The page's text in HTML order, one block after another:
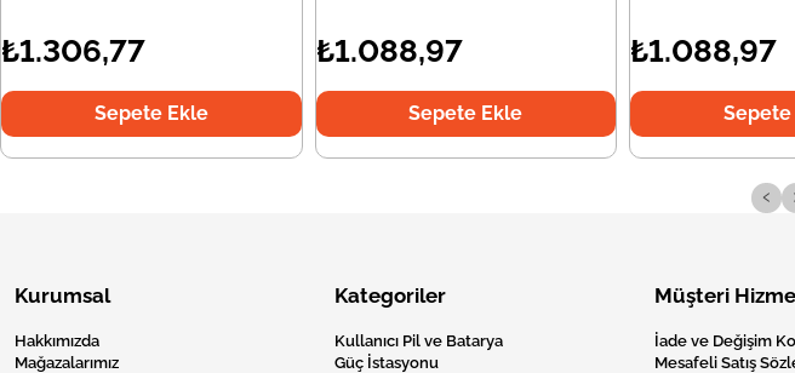
₺1.306,77
Sepete Ekle
₺1.088,97
Sepete Ekle
₺1.088,97
‹
Kurumsal
Hakkımızda
Mağazalarımız
Kategoriler
Kullanıcı Pil ve Batarya
Güç İstasyonu
Müşteri
İade ve Değişim
Mesafeli Satış